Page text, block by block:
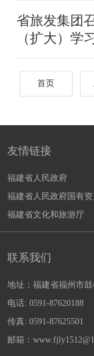
省旅发集团
（扩大）学
首页
友情链接
福建省人民政府
福建省人民政府国有
福建省文化和旅游厅
联系我们
地址：福建省福州市
电话: 0591-87620188
传真: 0591-87625501
邮箱：